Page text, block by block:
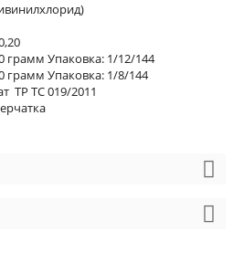
грамм Упаковка: 1/12/144
грамм Упаковка: 1/8/144
ТР ТС 019/2011